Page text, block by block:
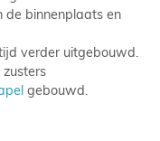
de binnenplaats en
verder uitgebouwd.
gebouwd.